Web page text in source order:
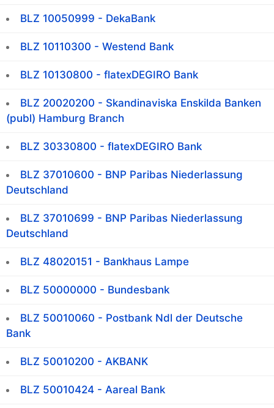
BLZ 10050999 - DekaBank
BLZ 10110300 - Westend Bank
BLZ 10130800 - flatexDEGIRO Bank
BLZ 20020200 - Skandinaviska Enskilda Banken
(publ) Hamburg Branch
BLZ 30330800 - flatexDEGIRO Bank
BLZ 37010600 - BNP Paribas Niederlassung
Deutschland
BLZ 37010699 - BNP Paribas Niederlassung
Deutschland
BLZ 48020151 - Bankhaus Lampe
BLZ 50000000 - Bundesbank
BLZ 50010060 - Postbank Ndl der Deutsche
Bank
BLZ 50010200 - AKBANK
BLZ 50010424 - Aareal Bank